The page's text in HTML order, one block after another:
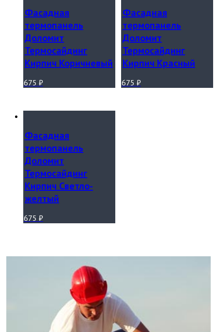
Фасадная
термопанель
Доломит
Термосайдинг
Кирпич Коричневый
675 ₽
Фасадная
термопанель
Доломит
Термосайдинг
Кирпич Красный
675 ₽
Фасадная
термопанель
Доломит
Термосайдинг
Кирпич Светло-
желтый
675 ₽